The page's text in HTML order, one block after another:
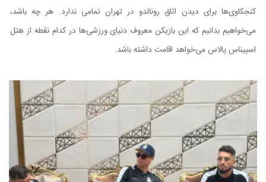
کنجکاوی‌ها برای دیدن اتاق رونالدو در تهران تمامی ندارد. هر چه باشد،
می‌خواهیم بدانیم که این بازیکن معروف دنیای ورزشی‌ها در کدام نقطه از هتل
اسپیناس پالاس می‌خواهد اقامت داشته باشد.